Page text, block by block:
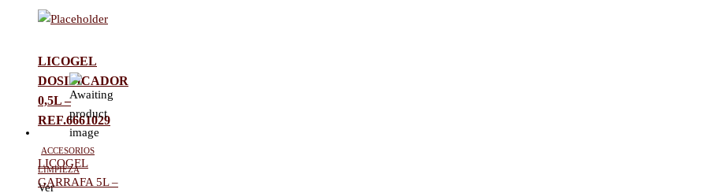
LICOGEL
DOSIFICADOR
0,5L –
REF.6661029
Accesorios
limpieza
Ver
LICOGEL
GARRAFA 5L –